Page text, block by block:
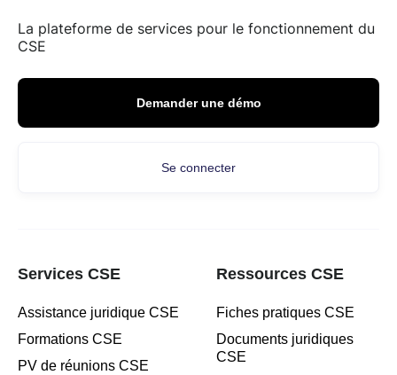
La plateforme de services pour le fonctionnement du
CSE
Demander une démo
Se connecter
Services CSE
Assistance juridique CSE
Formations CSE
PV de réunions CSE
Ressources CSE
Fiches pratiques CSE
Documents juridiques
CSE